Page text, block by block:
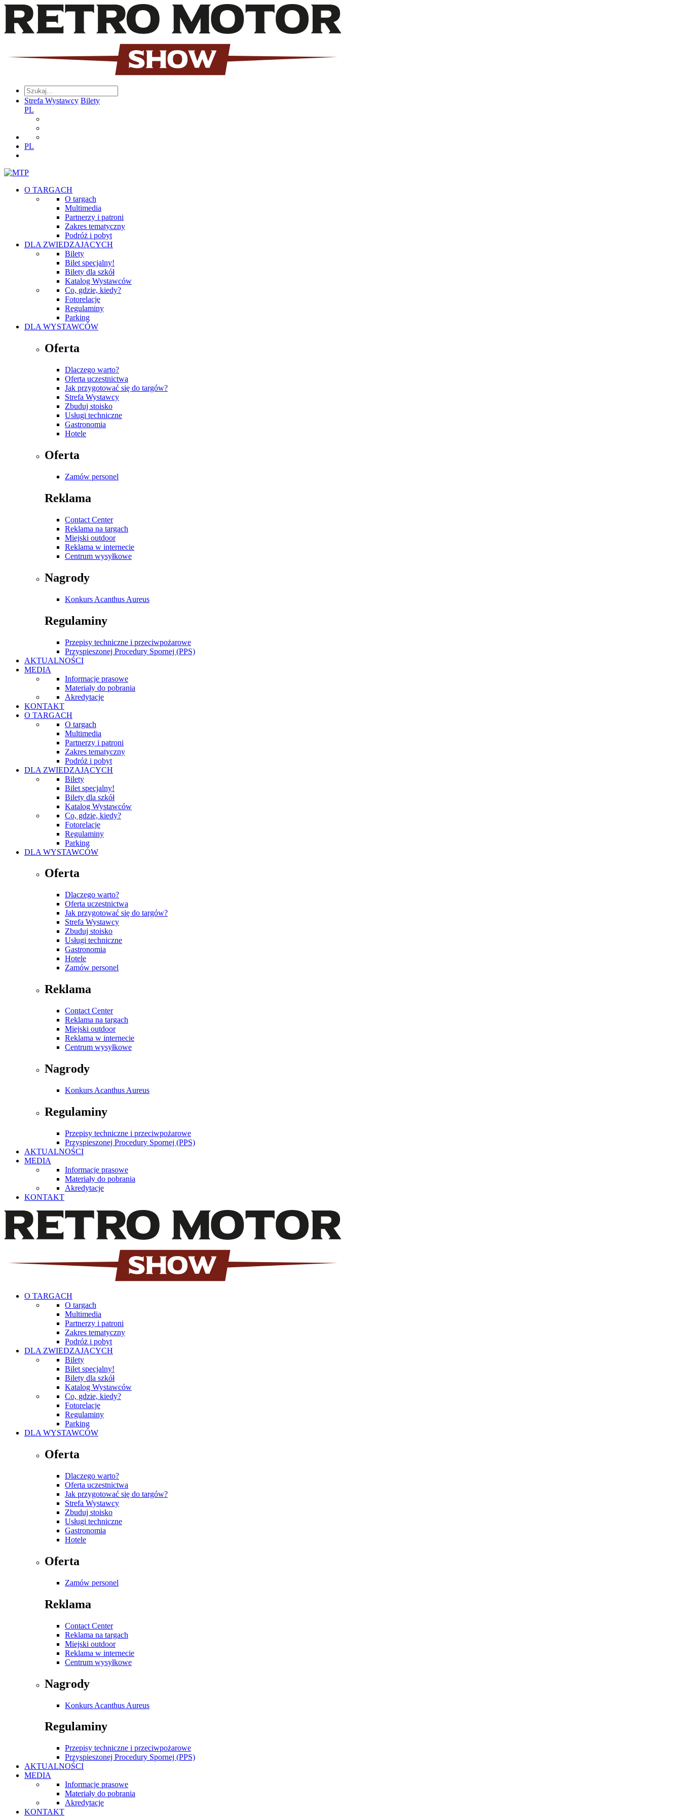
Strefa Wystawcy Bilety
PL
PL
O TARGACH
O targach
Multimedia
Partnerzy i patroni
Zakres tematyczny
Podróż i pobyt
DLA ZWIEDZAJĄCYCH
Bilety
Bilet specjalny!
Bilety dla szkół
Katalog Wystawców
Co, gdzie, kiedy?
Fotorelacje
Regulaminy
Parking
DLA WYSTAWCÓW
Oferta
Dlaczego warto?
Oferta uczestnictwa
Jak przygotować się do targów?
Strefa Wystawcy
Zbuduj stoisko
Usługi techniczne
Gastronomia
Hotele
Oferta
Zamów personel
Reklama
Contact Center
Reklama na targach
Miejski outdoor
Reklama w internecie
Centrum wysyłkowe
Nagrody
Konkurs Acanthus Aureus
Regulaminy
Przepisy techniczne i przeciwpożarowe
Przyspieszonej Procedury Spornej (PPS)
AKTUALNOŚCI
MEDIA
Informacje prasowe
Materiały do pobrania
Akredytacje
KONTAKT
O TARGACH
O targach
Multimedia
Partnerzy i patroni
Zakres tematyczny
Podróż i pobyt
DLA ZWIEDZAJĄCYCH
Bilety
Bilet specjalny!
Bilety dla szkół
Katalog Wystawców
Co, gdzie, kiedy?
Fotorelacje
Regulaminy
Parking
DLA WYSTAWCÓW
Oferta
Dlaczego warto?
Oferta uczestnictwa
Jak przygotować się do targów?
Strefa Wystawcy
Zbuduj stoisko
Usługi techniczne
Gastronomia
Hotele
Zamów personel
Reklama
Contact Center
Reklama na targach
Miejski outdoor
Reklama w internecie
Centrum wysyłkowe
Nagrody
Konkurs Acanthus Aureus
Regulaminy
Przepisy techniczne i przeciwpożarowe
Przyspieszonej Procedury Spornej (PPS)
AKTUALNOŚCI
MEDIA
Informacje prasowe
Materiały do pobrania
Akredytacje
KONTAKT
O TARGACH
O targach
Multimedia
Partnerzy i patroni
Zakres tematyczny
Podróż i pobyt
DLA ZWIEDZAJĄCYCH
Bilety
Bilet specjalny!
Bilety dla szkół
Katalog Wystawców
Co, gdzie, kiedy?
Fotorelacje
Regulaminy
Parking
DLA WYSTAWCÓW
Oferta
Dlaczego warto?
Oferta uczestnictwa
Jak przygotować się do targów?
Strefa Wystawcy
Zbuduj stoisko
Usługi techniczne
Gastronomia
Hotele
Oferta
Zamów personel
Reklama
Contact Center
Reklama na targach
Miejski outdoor
Reklama w internecie
Centrum wysyłkowe
Nagrody
Konkurs Acanthus Aureus
Regulaminy
Przepisy techniczne i przeciwpożarowe
Przyspieszonej Procedury Spornej (PPS)
AKTUALNOŚCI
MEDIA
Informacje prasowe
Materiały do pobrania
Akredytacje
KONTAKT